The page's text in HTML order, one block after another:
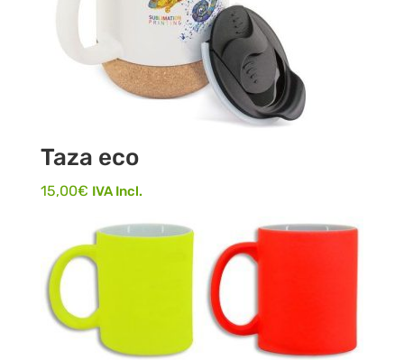
Taza eco
15,00€ IVA Incl.